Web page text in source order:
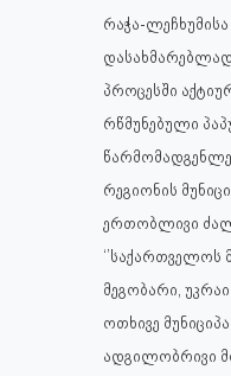
რაჭა-
პროცესში
რწმუნებული
რეგიონის
ერთობლივი
‘’საქართველოს
მეგობარი,
ოთხივე
ადგილობრივი